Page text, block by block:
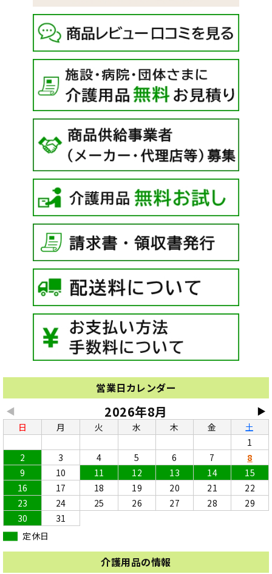
営業日カレンダー
◀ ▶
2026年8月
日 月 火 水 木 金
土
1
2
3 4 5 6 7
8
9
10 11 12 13 14
15
16
17 18 19 20 21
22
23
24 25 26 27 28
29
30
31
定休日
介護用品の情報